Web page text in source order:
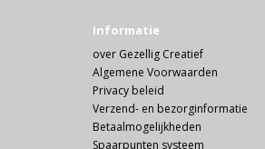
Informatie
over Gezellig Creatief
Algemene Voorwaarden
Privacy beleid
Verzend- en bezorginformatie
Betaalmogelijkheden
Spaarpunten systeem